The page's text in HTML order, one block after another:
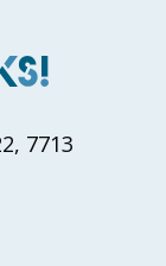
7713